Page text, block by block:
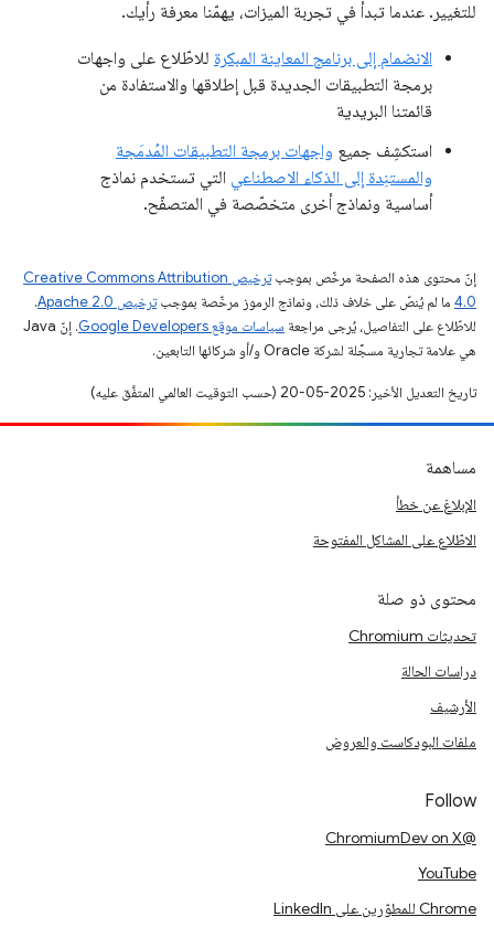
للتغيير. عندما تبدأ في تجربة الميزات، يهمّنا معرفة رأيك.
الانضمام إلى برنامج المعاينة المبكرة للاطّلاع على واجهات
برمجة التطبيقات الجديدة قبل إطلاقها والاستفادة من
قائمتنا البريدية
استكشِف جميع واجهات برمجة التطبيقات المُدمَجة
والمستنِدة إلى الذكاء الاصطناعي التي تستخدم نماذج
أساسية ونماذج أخرى متخصّصة في المتصفّح.
إنّ محتوى هذه الصفحة مرخّص بموجب
ترخيص Creative Commons Attribution
4.0‏ ما لم يُنصّ على خلاف ذلك، ونماذج الرموز مرخّصة بموجبترخيص Apache 2.0‏
.
للاطّلاع على التفاصيل، يُرجى مراجعة سياسات موقع Google Developers‏
. إنّ Java
هي علامة تجارية مسجَّلة لشركة Oracle و/أو شركائها التابعين.
تاريخ التعديل الأخير: 2025-05-20 (حسب التوقيت العالمي المتفَّق عليه)
مساهمة
الإبلاغ عن خطأ
الاطّلاع على المشاكل المفتوحة
محتوى ذو صلة
تحديثات Chromium
دراسات الحالة
الأرشيف
ملفات البودكاست والعروض
Follow
@ChromiumDev on X
YouTube
Chrome للمطوّرين على LinkedIn